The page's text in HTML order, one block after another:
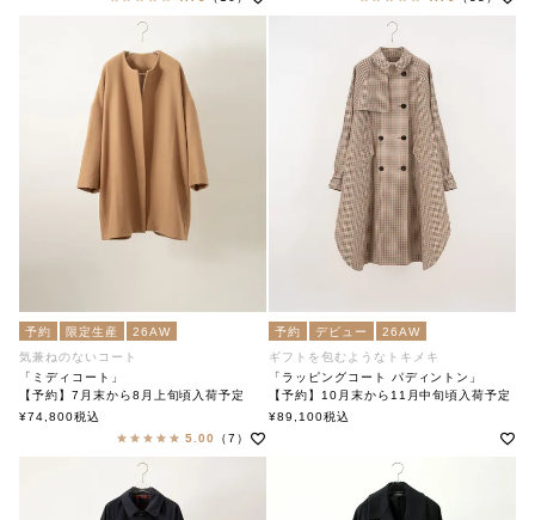
予約 限定生産
26AW
気兼ねのないコート
「ミディコート」
【予約】7月末から8月上旬頃入荷予定
「Midi Coat」
¥74,800税込
5.00
（7）
予約 デビュー
26AW
ギフトを包むようなトキメキ
「ラッピングコート パディントン」
【予約】10月末から11月中旬頃入荷予定
「Wrapping Coat Paddington」
¥89,100税込